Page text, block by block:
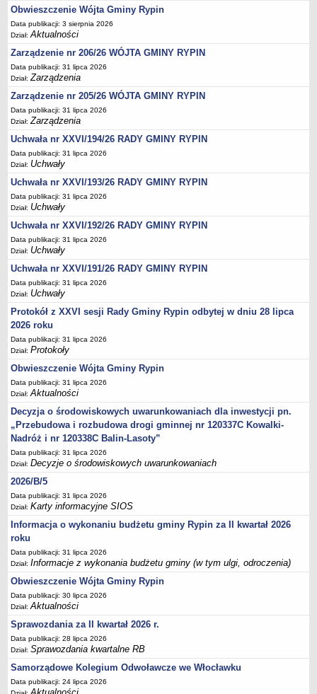
Pracownicy urzędu - baza magazynowo - warsztatowa
Kompetencje referatów
Regulamin organizacyjny
Regulamin naboru na wolne stanowiska urzędnicze
Ogłoszenia o naborze na wolne stanowiska urzędnicze
Lista kandydatów spełniających wymagania formalne w naborach na
wolne stanowiska urzędnicze
Wyniki naboru na wolne stanowiska urzędnicze
Petycje
Sygnaliści
Galeria
Raporty o stanie dostępności
Wnioski
WŁADZE I STRUKTURA
Struktura organizacyjna
Rada gminy
Wójt
Urząd gminy
Jednostki organizacyjne, GOPS, Instytucja kultury, OSP
Jednostki pomocnicze - sołectwa
Plan pracy komisji rewizyjnej
Sesje Rady Gminy Rypin
PRAWO LOKALNE
Statut
Strategia rozwoju
Uchwały
Projekty uchwał
Protokoły
Imienne wykazy głosowań radnych
Postać dokumentów
Akty Prawne, Dzienniki Ustaw, Monitory Polskie
Prawo miejscowe
Zarządzenia
Studium uwarunkowań i kierunków zagospodarowania
przestrzennego
Dane przestrzenne - MPZP
Stałe obwody głosowania, numery, granice oraz siedziby
obwodowych komisji wyborczych, opis granic okręgów wyborczych
Plan ogólny gminy Rypin
Obwieszczenie Wójta Gminy Rypin
Data publikacji: 3 sierpnia 2026
Dział:Aktualności
Zarządzenie nr 206/26 WÓJTA GMINY RYPIN
Data publikacji: 31 lipca 2026
Dział:Zarządzenia
Zarządzenie nr 205/26 WÓJTA GMINY RYPIN
Data publikacji: 31 lipca 2026
Dział:Zarządzenia
Uchwała nr XXVI/194/26 RADY GMINY RYPIN
Data publikacji: 31 lipca 2026
Dział: Uchwały
Uchwała nr XXVI/193/26 RADY GMINY RYPIN
Data publikacji: 31 lipca 2026
Dział: Uchwały
Uchwała nr XXVI/192/26 RADY GMINY RYPIN
Data publikacji: 31 lipca 2026
Dział: Uchwały
Uchwała nr XXVI/191/26 RADY GMINY RYPIN
Data publikacji: 31 lipca 2026
Dział: Uchwały
Protokół z XXVI sesji Rady Gminy Rypin odbytej w dniu 28 lipca
2026 roku
Data publikacji: 31 lipca 2026
Dział:Protokoły
Obwieszczenie Wójta Gminy Rypin
Data publikacji: 31 lipca 2026
Dział:Aktualności
Decyzja o środowiskowych uwarunkowaniach dla inwestycji pn.
„Przebudowa i rozbudowa drogi gminnej nr 120337C Kowalki-
Nadróż i nr 120338C Balin-Lasoty”
Data publikacji: 31 lipca 2026
Dział:Decyzje o środowiskowych uwarunkowaniach
2026/B/5
Data publikacji: 31 lipca 2026
Dział:Karty informacyjne SIOS
Informacja o wykonaniu budżetu gminy Rypin za II kwartał 2026
roku
Data publikacji: 31 lipca 2026
Dział:Informacje z wykonania budżetu gminy (w tym ulgi, odroczenia)
Obwieszczenie Wójta Gminy Rypin
Data publikacji: 30 lipca 2026
Dział:Aktualności
Sprawozdania za II kwartał 2026 r.
Data publikacji: 28 lipca 2026
Dział:Sprawozdania kwartalne RB
Samorządowe Kolegium Odwoławcze we Włocławku
Data publikacji: 24 lipca 2026